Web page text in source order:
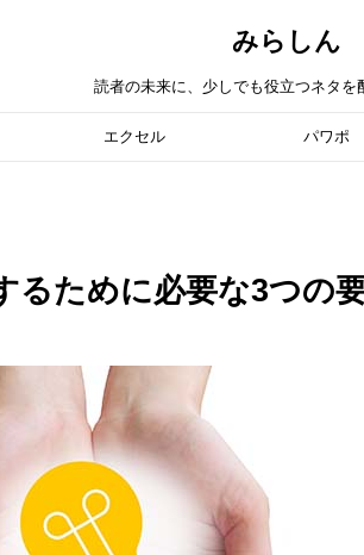
みらしん
読者の未来に、少しでも役立つネタを
エクセル パワポ
るために必要な3つの